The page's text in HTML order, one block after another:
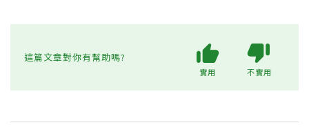
這篇文章對你有幫助嗎?
實用 不實用